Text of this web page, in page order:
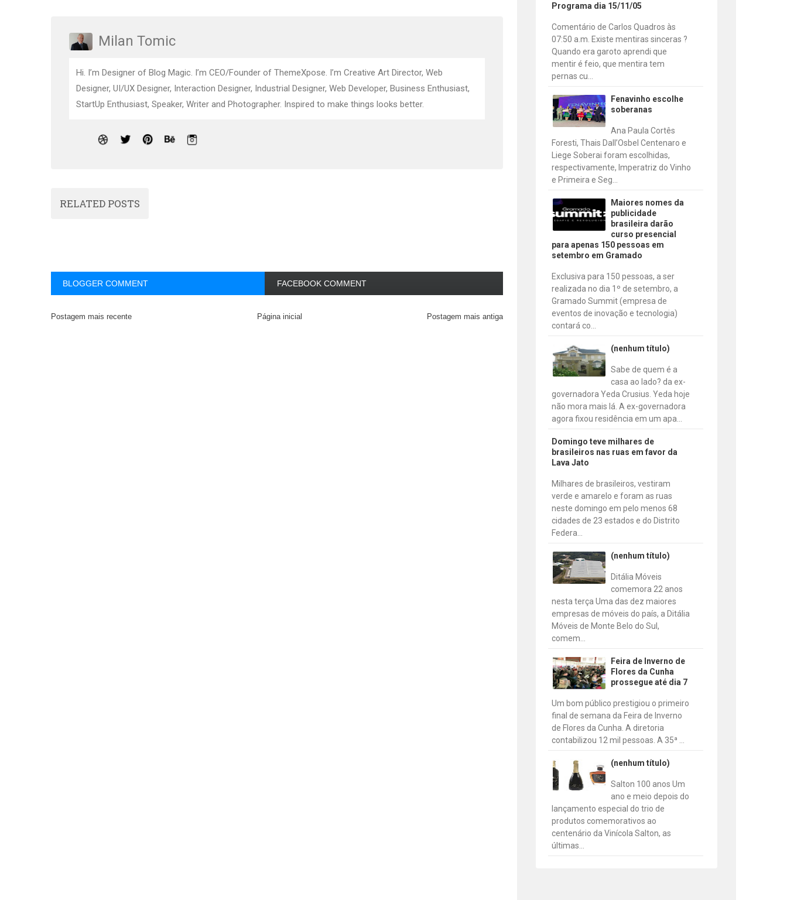
Milan Tomic
Hi. I’m Designer of Blog Magic. I’m CEO/Founder of ThemeXpose. I’m Creative Art Director, Web
Designer, UI/UX Designer, Interaction Designer, Industrial Designer, Web Developer, Business Enthusiast,
StartUp Enthusiast, Speaker, Writer and Photographer. Inspired to make things looks better.
RELATED POSTS
BLOGGER COMMENT FACEBOOK COMMENT
Postagem mais recente Postagem mais antiga
Página inicial
Programa dia 15/11/05
Comentário de Carlos Quadros às
07:50 a.m. Existe mentiras sinceras ?
Quando era garoto aprendi que
mentir é feio, que mentira tem
pernas cu...
Fenavinho escolhe
soberanas
Ana Paula Cortês
Foresti, Thais Dall’Osbel Centenaro e
Liege Soberai foram escolhidas,
respectivamente, Imperatriz do Vinho
e Primeira e Seg...
Maiores nomes da
publicidade
brasileira darão
curso presencial
para apenas 150 pessoas em
setembro em Gramado
Exclusiva para 150 pessoas, a ser
realizada no dia 1º de setembro, a
Gramado Summit (empresa de
eventos de inovação e tecnologia)
contará co...
(nenhum título)
Sabe de quem é a
casa ao lado? da ex-
governadora Yeda Crusius. Yeda hoje
não mora mais lá. A ex-governadora
agora fixou residência em um apa...
Domingo teve milhares de
brasileiros nas ruas em favor da
Lava Jato
Milhares de brasileiros, vestiram
verde e amarelo e foram as ruas
neste domingo em pelo menos 68
cidades de 23 estados e do Distrito
Federa...
(nenhum título)
Ditália Móveis
comemora 22 anos
nesta terça Uma das dez maiores
empresas de móveis do país, a Ditália
Móveis de Monte Belo do Sul,
comem...
Feira de Inverno de
Flores da Cunha
prossegue até dia 7
Um bom público prestigiou o primeiro
final de semana da Feira de Inverno
de Flores da Cunha. A diretoria
contabilizou 12 mil pessoas. A 35ª ...
(nenhum título)
Salton 100 anos Um
ano e meio depois do
lançamento especial do trio de
produtos comemorativos ao
centenário da Vinícola Salton, as
últimas...